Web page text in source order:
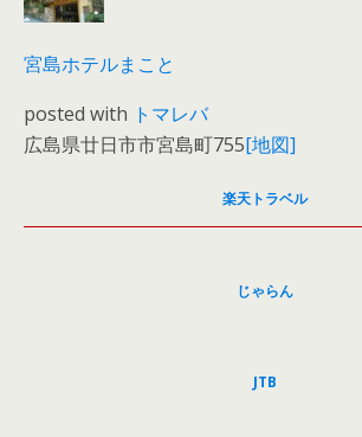
宮島ホテルまこと
posted with トマレバ
広島県廿日市市宮島町755[地図]
楽天トラベル
じゃらん
JTB